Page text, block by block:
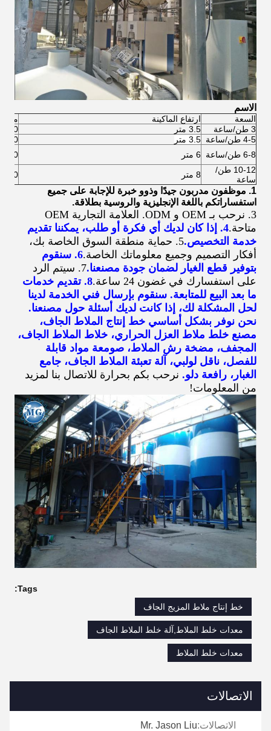
الاسم
السعة ارتفاع الماكينة
3 طن/ساعة
3.5 متر
400-500
4-5 طن/ساعة
3.5 متر
400-500
6-8 طن/ساعة
6 متر
600-800
10-12 طن/
ساعة
8 متر 800-
1. موظفون مدربون جيدًا وذوو خبرة للإجابة على جميع
استفساراتكم باللغة الإنجليزية والروسية بطلاقة.
3. نرحب بـ OEM و ODM. العلامة التجارية OEM
متاحة. 4. إذا كان لديك أي فكرة أو طلب، يمكننا تقديم
خدمة التخصيص. 5. حماية منطقة السوق الخاصة بك،
أفكار التصميم وجميع معلوماتك الخاصة. 6. سنقوم
بتوفير قطع الغيار لضمان جودة مصنعنا. 7. سيتم الرد
على استفسارك في غضون 24 ساعة.
8. تقديم خدمات
ما بعد البيع للمتابعة. سنقوم بإرسال فني الخدمة لدينا
لحل المشكلة لك، إذا كانت لديك أسئلة حول مصنعنا.
نحن نوفر بشكل أساسي خط إنتاج الملاط الجاف،
مصنع خلط ملاط العزل الحراري، خلاط الملاط الجاف،
المجفف، مضخة رش الملاط، صومعة مواد قابلة
للفصل، ناقل لولبي، آلة تعبئة الملاط الجاف، جامع
الغبار، رافعة دلو. نرحب بكم بحرارة للاتصال بنا لمزيد
من المعلومات!
Tags:
خط إنتاج ملاط ​​المزيج الجاف
معدات خلط الملاط,آلة خلط الملاط الجاف
معدات خلط الملاط
الاتصالات
الاتصالات:Mr. Jason Liu